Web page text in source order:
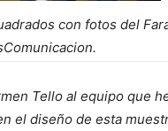
con fotos del
Tello al equipo que
el diseño de esta